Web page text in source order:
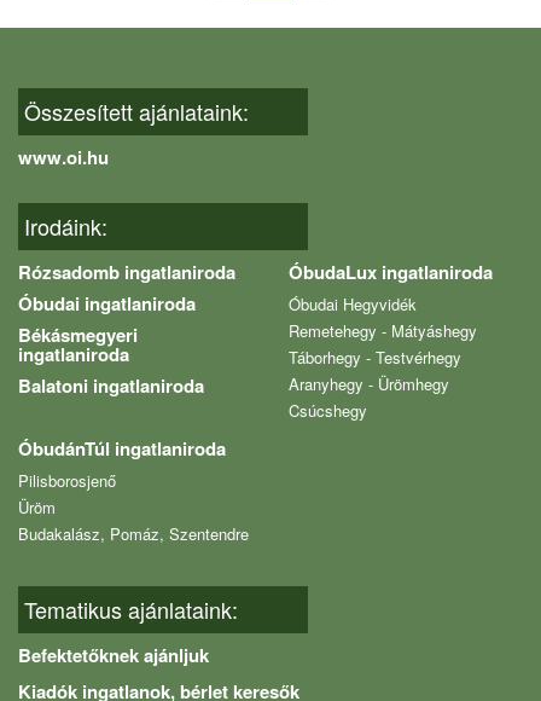
Összesített ajánlataink:
www.oi.hu
Irodáink:
Rózsadomb ingatlaniroda
Óbudai ingatlaniroda
Békásmegyeri
ingatlaniroda
Balatoni ingatlaniroda
ÓbudaLux ingatlaniroda
Óbudai Hegyvidék
Remetehegy - Mátyáshegy
Táborhegy - Testvérhegy
Aranyhegy - Ürömhegy
Csúcshegy
ÓbudánTúl ingatlaniroda
Pilisborosjenő
Üröm
Budakalász, Pomáz, Szentendre
Tematikus ajánlataink:
Befektetőknek ajánljuk
Kiadók ingatlanok, bérlet keresők